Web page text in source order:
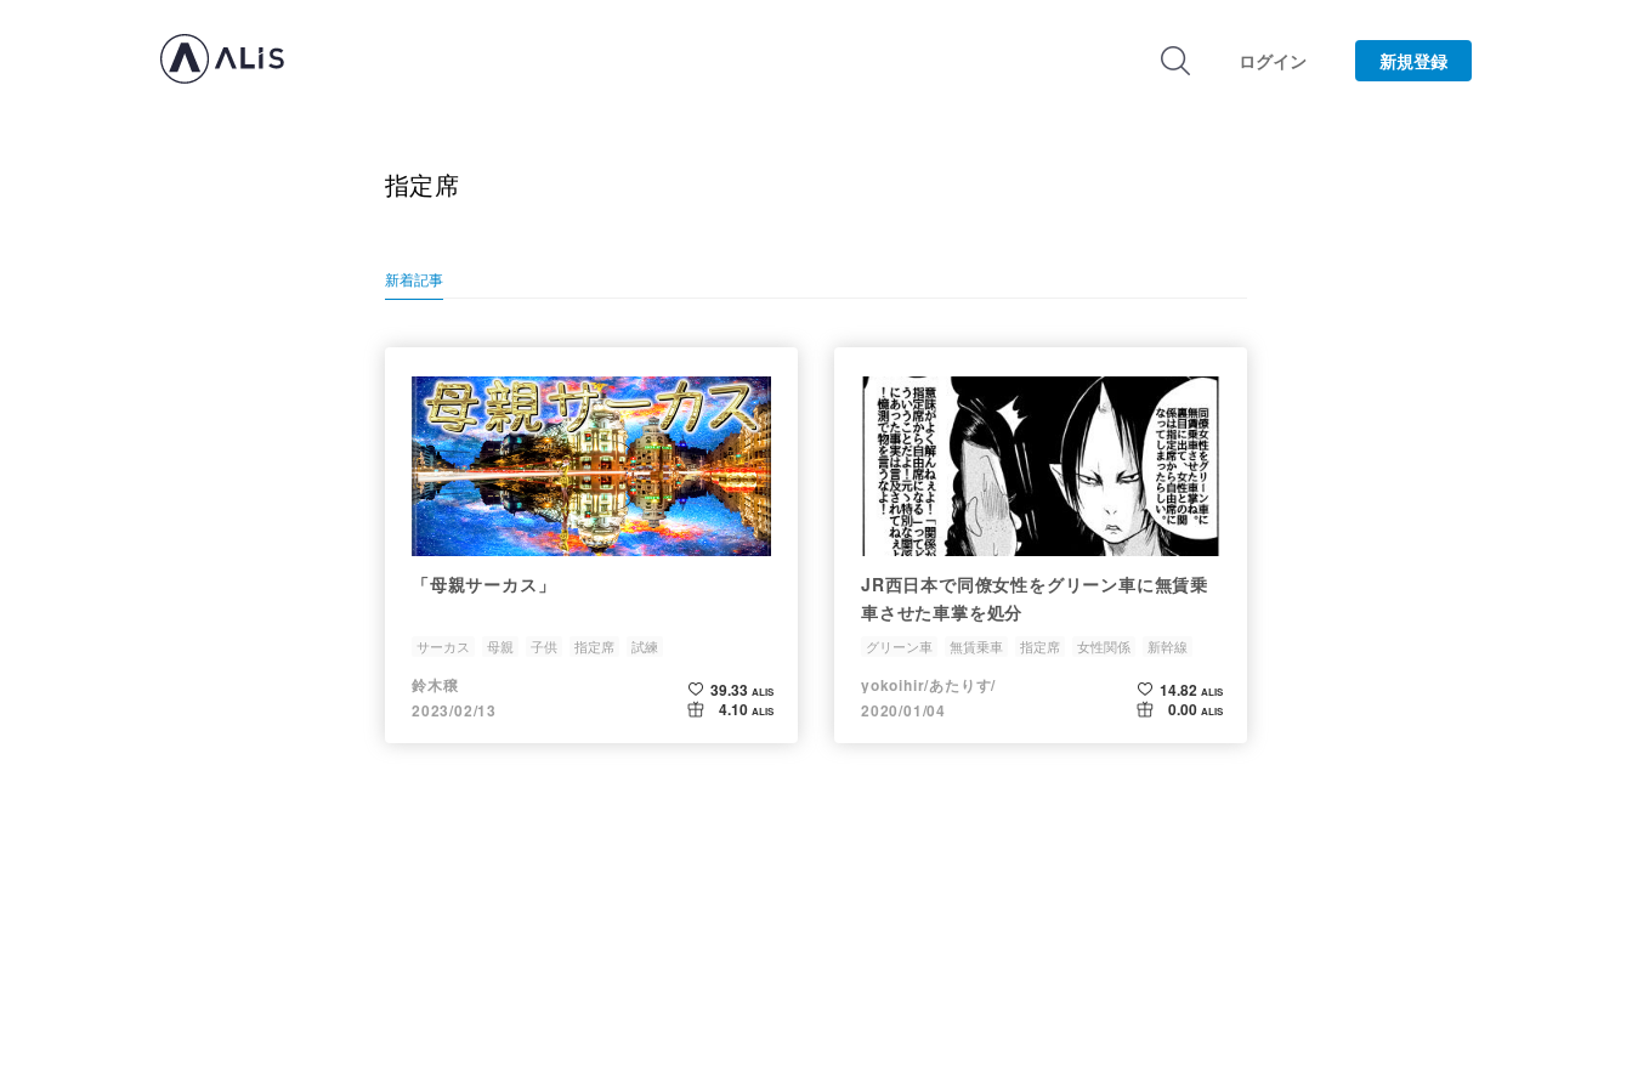
ログイン 新規登録
指定席
新着記事
「母親サーカス」
サーカス 母親 子供 指定席 試練
鈴木穣
2023/02/13
39.33 ALIS
4.10 ALIS
JR西日本で同僚女性をグリーン車に無賃乗
車させた車掌を処分
グリーン車 無賃乗車 指定席 女性関係 新幹線
yokoihir/あたりす/
2020/01/04
14.82 ALIS
0.00 ALIS